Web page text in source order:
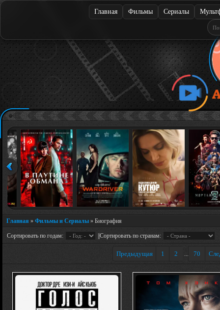
Главная Фильмы Сериалы
Главная » Фильмы и Сериалы » Биография
Сортировать по годам: ||Сортировать по странам:
Предыдущая 1 2 ... 70